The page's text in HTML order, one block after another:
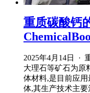
重质碳酸钙
2025年4月14日 ·
大理石等矿石为原
体材料,是目前应
体,其生产技术主要